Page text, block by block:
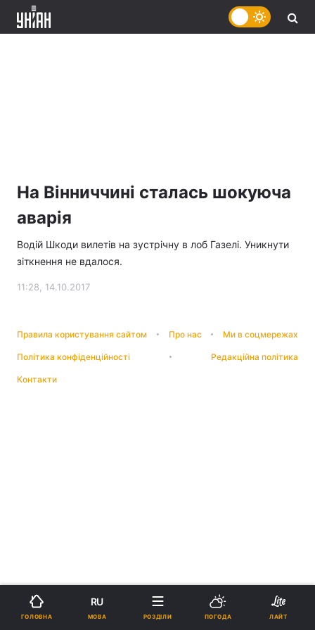
На Вінниччині сталась шокуюча
аварія
Водій Шкоди вилетів на зустрічну в лоб Газелі. Уникнути
зіткнення не вдалося.
11:28, 14.10.2017
Правила користування сайтом Про нас Ми в соцмережах
Політика конфіденційності Редакційна політика
Контакти
ГОЛОВНА
RU
МОВА РОЗДІЛИ ПОГОДА ЛАЙТ